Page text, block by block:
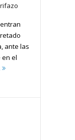
ante las
el